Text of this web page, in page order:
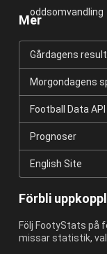
oddsomvandling
Mer
Gårdagens
Morgondagens
Football Data
Prognoser
English Site
Förbli
Följ FootyStats på
missar statistik, val